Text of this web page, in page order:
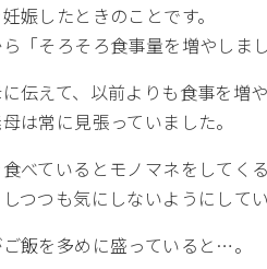
娠したときのことです。
「そろそろ食事量を増やしま
伝えて、以前よりも食事を増
は常に見張っていました。
べているとモノマネをしてくる
つつも気にしないようにしてい
飯を多めに盛っていると…。